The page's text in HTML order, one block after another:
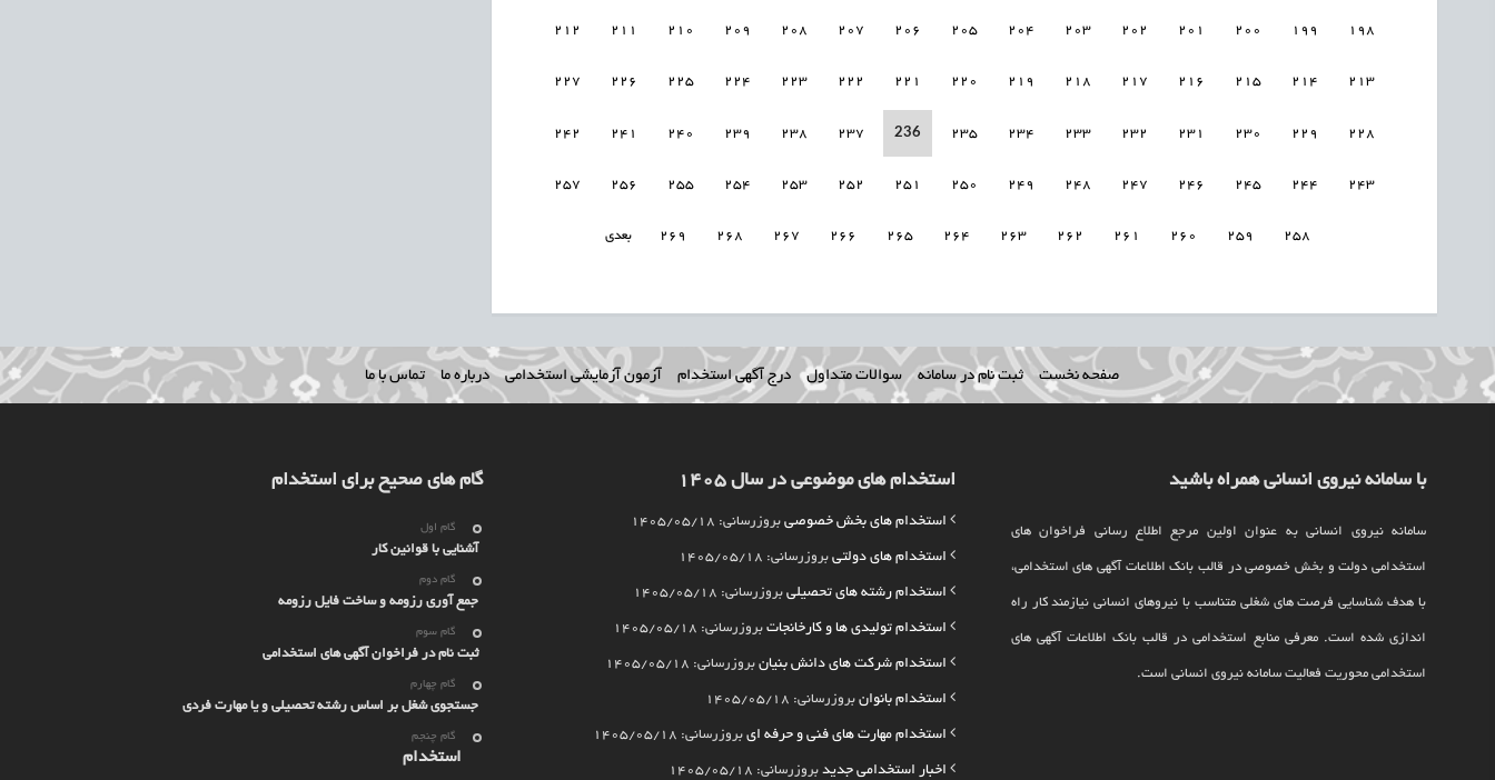
198
199
200
201
202
203
204
205
206
207
208
209
210
211
212
213
214
215
216
217
218
219
220
221
222
223
224
225
226
227
228
229
230
231
232
233
234
235
236
237
238
239
240
241
242
243
244
245
246
247
248
249
250
251
252
253
254
255
256
257
258
259
260
261
262
263
264
265
266
267
268
269 بعدی
صفحه نخست ثبت نام در سامانه سوالات متداول درج آگهی استخدام آزمون آزمایشی استخدامی درباره ما تماس با ما
با سامانه نیروی انسانی همراه باشید
سامانه نیروی انسانی به عنوان اولین مرجع اطلاع رسانی فراخوان های
استخدامی دولت و بخش خصوصی در قالب بانک اطلاعات آگهی های استخدامی،
با هدف شناسایی فرصت های شغلی متناسب با نیروهای انسانی نیازمند کار راه
اندازی شده است. معرفی منابع استخدامی در قالب بانک اطلاعات آگهی های
استخدامی محوریت فعالیت سامانه نیروی انسانی است.
استخدام های موضوعی در سال 1405
استخدام های بخش خصوصی بروزرسانی: 1405/05/18
استخدام های دولتی بروزرسانی: 1405/05/18
استخدام رشته های تحصیلی بروزرسانی: 1405/05/18
استخدام تولیدی ها و کارخانجات بروزرسانی: 1405/05/18
استخدام شرکت های دانش بنیان بروزرسانی: 1405/05/18
استخدام بانوان بروزرسانی: 1405/05/18
استخدام مهارت های فنی و حرفه ای بروزرسانی: 1405/05/18
اخبار استخدامی جدید بروزرسانی: 1405/05/18
گام های صحیح برای استخدام
گام اول
آشنایی با قوانین کار
گام دوم
جمع آوری رزومه و ساخت فایل رزومه
گام سوم
ثبت نام در فراخوان آگهی های استخدامی
گام چهارم
جستجوی شغل بر اساس رشته تحصیلی و یا مهارت فردی
گام چنجم
استخدام